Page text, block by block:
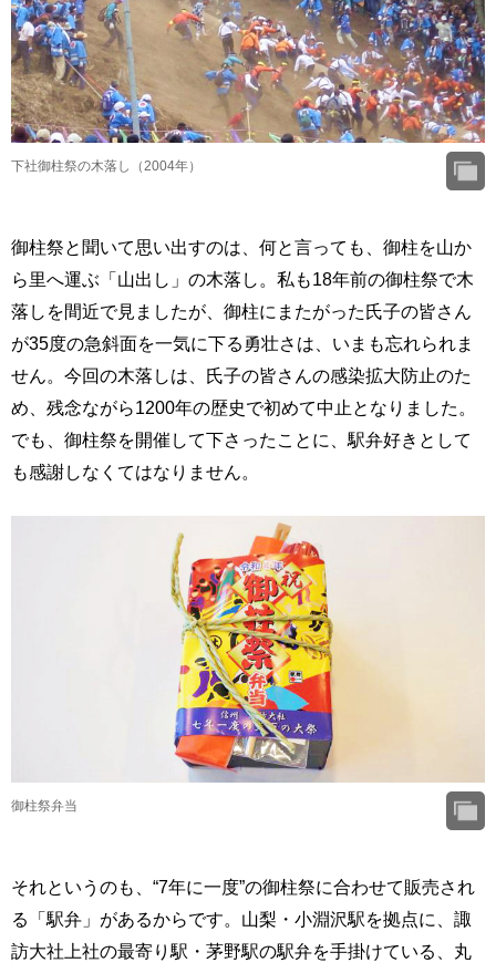
下社御柱祭の木落し（2004年）
御柱祭と聞いて思い出すのは、何と言っても、御柱を山か
ら里へ運ぶ「山出し」の木落し。私も18年前の御柱祭で木
落しを間近で見ましたが、御柱にまたがった氏子の皆さん
が35度の急斜面を一気に下る勇壮さは、いまも忘れられま
せん。今回の木落しは、氏子の皆さんの感染拡大防止のた
め、残念ながら1200年の歴史で初めて中止となりました。
でも、御柱祭を開催して下さったことに、駅弁好きとして
も感謝しなくてはなりません。
御柱祭弁当
それというのも、“7年に一度”の御柱祭に合わせて販売され
る「駅弁」があるからです。山梨・小淵沢駅を拠点に、諏
訪大社上社の最寄り駅・茅野駅の駅弁を手掛けている、丸